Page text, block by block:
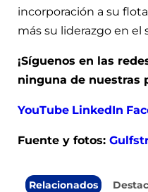
incorporación a su
más su liderazgo en el
¡Síguenos en las
ninguna de nuestras
YouTube LinkedIn
Fuente y fotos:
Relacionados